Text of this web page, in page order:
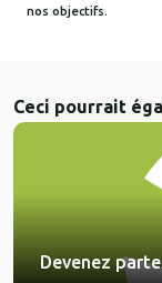
nos objectifs.
Ceci pourrait
Devenez